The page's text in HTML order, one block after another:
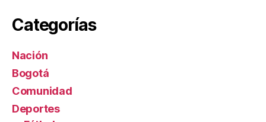
Categorías
Nación
Bogotá
Comunidad
Deportes